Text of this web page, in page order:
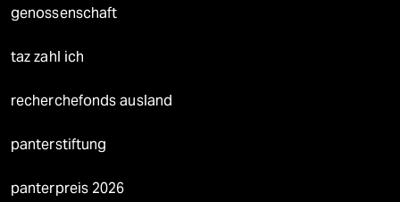
genossenschaft
taz zahl ich
recherchefonds ausland
panterstiftung
panterpreis 2026